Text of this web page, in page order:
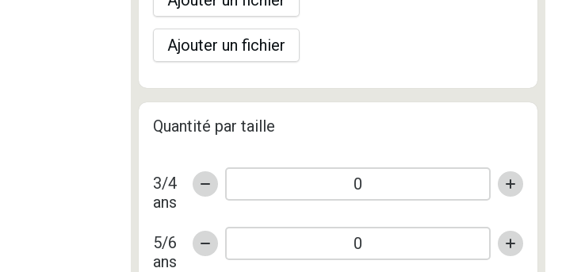
Ajouter un fichier
Quantité par taille
3/4
ans
5/6
ans